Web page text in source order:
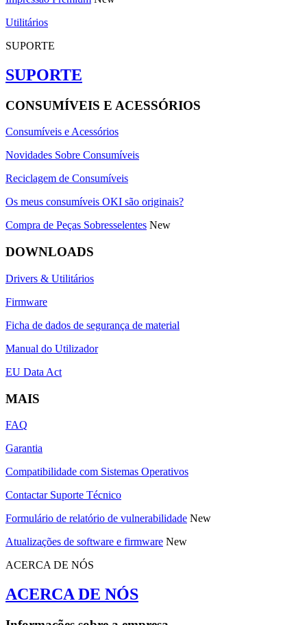
Utilitários
SUPORTE
SUPORTE
CONSUMÍVEIS E ACESSÓRIOS
Consumíveis e Acessórios
Novidades Sobre Consumíveis
Reciclagem de Consumíveis
Os meus consumíveis OKI são originais?
Compra de Peças Sobresselentes New
DOWNLOADS
Drivers & Utilitários
Firmware
Ficha de dados de segurança de material
Manual do Utilizador
EU Data Act
MAIS
FAQ
Garantia
Compatibilidade com Sistemas Operativos
Contactar Suporte Técnico
Formulário de relatório de vulnerabilidade New
Atualizações de software e firmware New
ACERCA DE NÓS
ACERCA DE NÓS